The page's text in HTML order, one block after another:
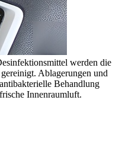
werden die
Ablagerungen und
Behandlung
Innenraumluft.